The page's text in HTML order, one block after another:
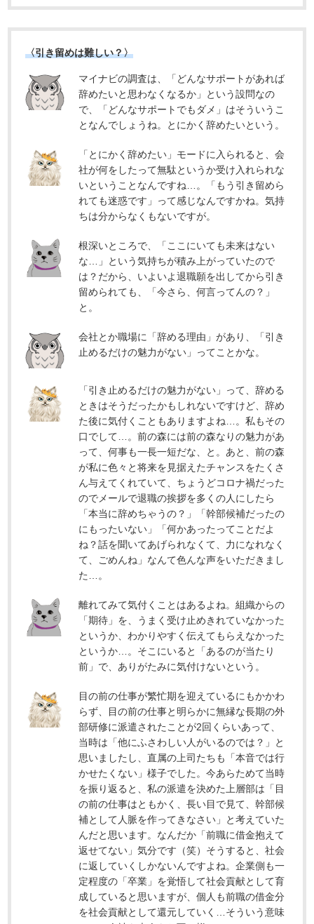
〈引き留めは難しい？〉
マイナビの調査は、「どんなサポートがあれば
辞めたいと思わなくなるか」という設問なの
で、「どんなサポートでもダメ」はそういうこ
となんでしょうね。とにかく辞めたいという。
「とにかく辞めたい」モードに入られると、会
社が何をしたって無駄というか受け入れられな
いということなんですね…。「もう引き留めら
れても迷惑です」って感じなんですかね。気持
ちは分からなくもないですが。
根深いところで、「ここにいても未来はない
な…」という気持ちが積み上がっていたので
は？だから、いよいよ退職願を出してから引き
留められても、「今さら、何言ってんの？」
と。
会社とか職場に「辞める理由」があり、「引き
止めるだけの魅力がない」ってことかな。
「引き止めるだけの魅力がない」って、辞める
ときはそうだったかもしれないですけど、辞め
た後に気付くこともありますよね…。私もその
口でして…。前の森には前の森なりの魅力があ
って、何事も一長一短だな、と。あと、前の森
が私に色々と将来を見据えたチャンスをたくさ
ん与えてくれていて、ちょうどコロナ禍だった
のでメールで退職の挨拶を多くの人にしたら
「本当に辞めちゃうの？」「幹部候補だったの
にもったいない」「何かあったってことだよ
ね？話を聞いてあげられなくて、力になれなく
て、ごめんね」なんて色んな声をいただきまし
た…。
離れてみて気付くことはあるよね。組織からの
「期待」を、うまく受け止めきれていなかった
というか、わかりやすく伝えてもらえなかった
というか…。そこにいると「あるのが当たり
前」で、ありがたみに気付けないという。
目の前の仕事が繁忙期を迎えているにもかかわ
らず、目の前の仕事と明らかに無縁な長期の外
部研修に派遣されたことが2回くらいあって、
当時は「他にふさわしい人がいるのでは？」と
思いましたし、直属の上司たちも「本音では行
かせたくない」様子でした。今あらためて当時
を振り返ると、私の派遣を決めた上層部は「目
の前の仕事はともかく、長い目で見て、幹部候
補として人脈を作ってきなさい」と考えていた
んだと思います。なんだか「前職に借金抱えて
返せてない」気分です（笑）そうすると、社会
に返していくしかないんですよね。企業側も一
定程度の「卒業」を覚悟して社会貢献として育
成していると思いますが、個人も前職の借金分
を社会貢献として還元していく…そういう意味